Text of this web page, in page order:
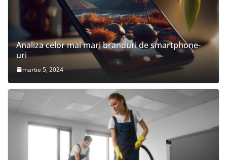
Analiza celor mai mari branduri de smartphone-
uri
martie 5, 2024